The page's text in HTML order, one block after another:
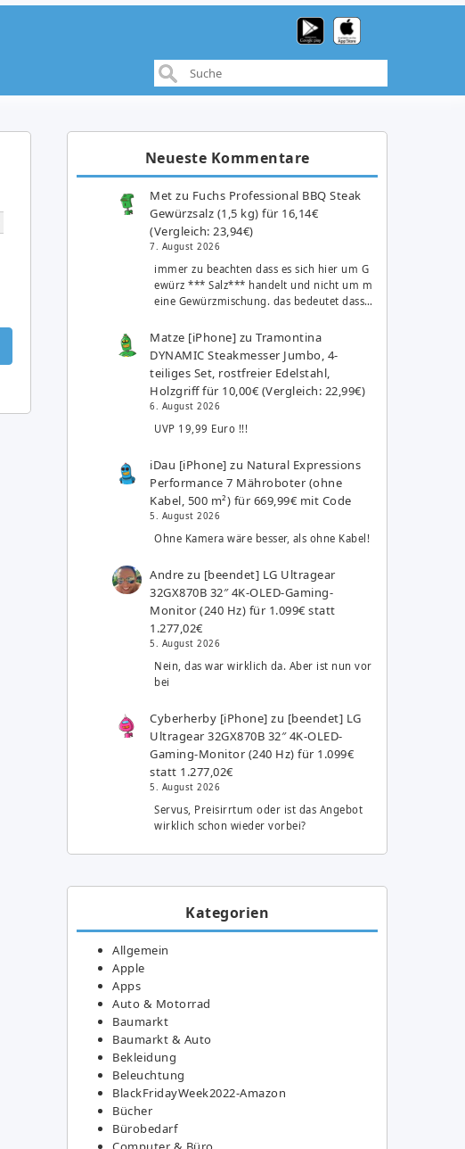
Neueste Kommentare
Met zu Fuchs Professional BBQ Steak
Gewürzsalz (1,5 kg) für 16,14€
(Vergleich: 23,94€)
7. August 2026
immer zu beachten dass es sich hier um G
ewürz *** Salz*** handelt und nicht um m
eine Gewürzmischung. das bedeutet dass…
Matze [iPhone] zuTramontina
DYNAMIC Steakmesser Jumbo, 4-
teiliges Set, rostfreier Edelstahl,
Holzgriff für 10,00€ (Vergleich: 22,99€)
6. August 2026
UVP 19,99 Euro !!!
iDau [iPhone] zu Natural Expressions
Performance 7 Mähroboter (ohne
Kabel, 500 m²) für 669,99€ mit Code
5. August 2026
Ohne Kamera wäre besser, als ohne Kabel!
Andre zu [beendet] LG Ultragear
32GX870B 32″ 4K-OLED-Gaming-
Monitor (240 Hz) für 1.099€ statt
1.277,02€
5. August 2026
Nein, das war wirklich da. Aber ist nun vor
bei
Cyberherby [iPhone] zu [beendet] LG
Ultragear 32GX870B 32″ 4K-OLED-
Gaming-Monitor (240 Hz) für 1.099€
statt 1.277,02€
5. August 2026
Servus, Preisirrtum oder ist das Angebot
wirklich schon wieder vorbei?
Kategorien
Allgemein
Apple
Apps
Auto & Motorrad
Baumarkt
Baumarkt & Auto
Bekleidung
Beleuchtung
BlackFridayWeek2022-Amazon
Bücher
Bürobedarf